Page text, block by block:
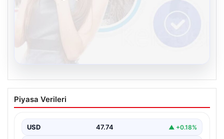
08.08.2026
Kelebek.Org İle Sanal İletişimin Seviyeli
Adresi Ve Muhabbet Deneyimi
oluşturması kritik bir önem barındırmaktadır. Güncel
olarak…
Piyasa Verileri
USD 47.74 ▲ +0.18%